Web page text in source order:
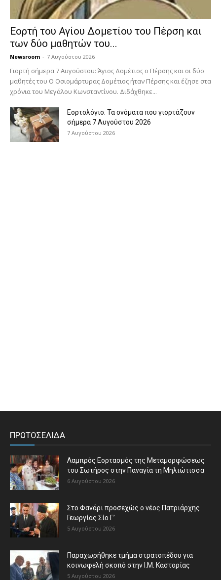
Εορτή του Αγίου Δομετίου του Πέρση και
των δύο μαθητών του...
Newsroom - 7 Αυγούστου 2026
Γιορτή σήμερα 7 Αυγούστου: Άγιος Δομέτιος ο Πέρσης και οι δύο
μαθητές του Ο Oσιομάρτυρας Δομέτιος ήταν Πέρσης και έζησε στα
χρόνια του Μεγάλου Κωνσταντίνου. Διδάχθηκε...
Εορτολόγιο: Τα ονόματα που γιορτάζουν
σήμερα 7 Αυγούστου 2026
7 Αυγούστου 2026
ΠΡΩΤΟΣΕΛΙΔΑ
Λαμπρός Εορτασμός της Μεταμορφώσεως
του Σωτήρος στην Παναγία τη Μηλιώτισσα
6 Αυγούστου 2026
Στο Φανάρι προσεχώς ο νέος Πατριάρχης
Γεωργίας Σίο Γ’
5 Αυγούστου 2026
Παραχωρήθηκε τμήμα στρατοπέδου για
κοινωφελή σκοπό στην Ι.Μ. Καστορίας
5 Αυγούστου 2026